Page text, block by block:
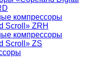
компрессоры
Scroll» ZRH
компрессоры
Scroll» ZS